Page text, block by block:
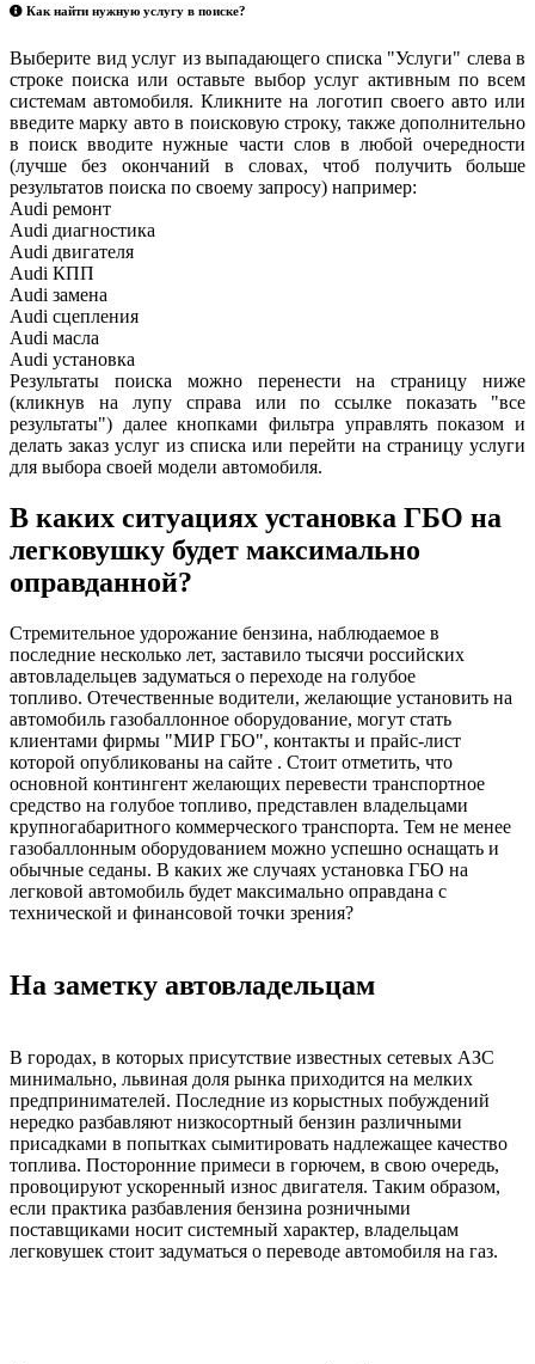
Как найти нужную услугу в поиске?
Выберите вид услуг из выпадающего списка "Услуги" слева в
строке поиска или оставьте выбор услуг активным по всем
системам автомобиля. Кликните на логотип своего авто или
введите марку авто в поисковую строку, также дополнительно
в поиск вводите нужные части слов в любой очередности
(лучше без окончаний в словах, чтоб получить больше
результатов поиска по своему запросу) например:
Audi ремонт
Audi диагностика
Audi двигателя
Audi КПП
Audi замена
Audi сцепления
Audi масла
Audi установка
Результаты поиска можно перенести на страницу ниже
(кликнув на лупу справа или по ссылке показать "все
результаты") далее кнопками фильтра управлять показом и
делать заказ услуг из списка или перейти на страницу услуги
для выбора своей модели автомобиля.
В каких ситуациях установка ГБО на
легковушку будет максимально
оправданной?
Стремительное удорожание бензина, наблюдаемое в
последние несколько лет, заставило тысячи российских
автовладельцев задуматься о переходе на голубое
топливо. Отечественные водители, желающие установить на
автомобиль газобаллонное оборудование, могут стать
клиентами фирмы "МИР ГБО", контакты и прайс-лист
которой опубликованы на сайте . Стоит отметить, что
основной контингент желающих перевести транспортное
средство на голубое топливо, представлен владельцами
крупногабаритного коммерческого транспорта. Тем не менее
газобаллонным оборудованием можно успешно оснащать и
обычные седаны. В каких же случаях установка ГБО на
легковой автомобиль будет максимально оправдана с
технической и финансовой точки зрения?
На заметку автовладельцам
В городах, в которых присутствие известных сетевых АЗС
минимально, львиная доля рынка приходится на мелких
предпринимателей. Последние из корыстных побуждений
нередко разбавляют низкосортный бензин различными
присадками в попытках сымитировать надлежащее качество
топлива. Посторонние примеси в горючем, в свою очередь,
провоцируют ускоренный износ двигателя. Таким образом,
если практика разбавления бензина розничными
поставщиками носит системный характер, владельцам
легковушек стоит задуматься о переводе автомобиля на газ.